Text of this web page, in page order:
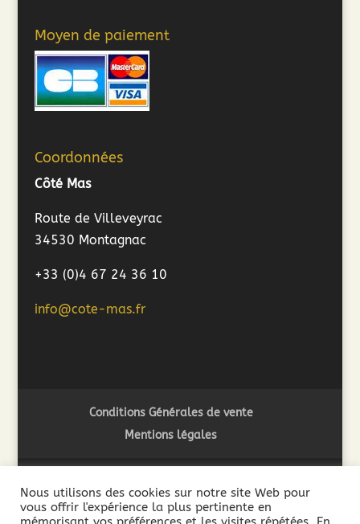
Moyen de paiement
Coordonnées
Côté Mas
Route de Villeveyrac
34530 Montagnac
+33 (0)4 67 24 36 10
info@cote-mas.fr
Conditions Générales de vente
Mentions légales
2018 ©Côté Mas - L'abus d'alcool est dangereux pour la
Nous utilisons des cookies sur notre site Web pour
vous offrir l'expérience la plus pertinente en